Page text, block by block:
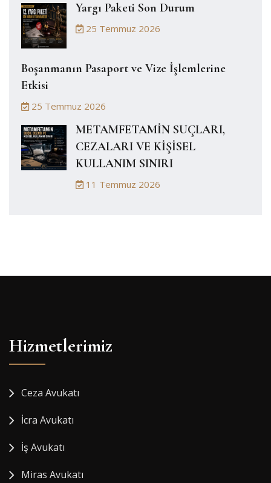
Yargı Paketi Son Durum
25 Temmuz 2026
Boşanmanın Pasaport ve Vize İşlemlerine
Etkisi
25 Temmuz 2026
METAMFETAMİN SUÇLARI,
CEZALARI VE KİŞİSEL
KULLANIM SINIRI
11 Temmuz 2026
Hizmetlerimiz
Ceza Avukatı
İcra Avukatı
İş Avukatı
Miras Avukatı